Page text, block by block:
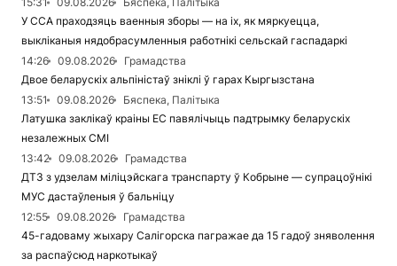
У ССА праходзяць ваенныя зборы — на іх, як мяркуецца,
выкліканыя нядобрасумленныя работнікі сельскай гаспадаркі
14:26
09.08.2026
Грамадства
Двое беларускіх альпіністаў зніклі ў гарах Кыргызстана
13:51
09.08.2026
Бяспека, Палітыка
Латушка заклікаў краіны ЕС павялічыць падтрымку беларускіх
незалежных СМІ
13:42
09.08.2026
Грамадства
ДТЗ з удзелам міліцэйскага транспарту ў Кобрыне — супрацоўнікі
МУС дастаўленыя ў бальніцу
12:55
09.08.2026
Грамадства
45-гадоваму жыхару Салігорска пагражае да 15 гадоў зняволення
за распаўсюд наркотыкаў